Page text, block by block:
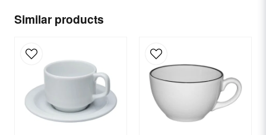
Similar products
Name
email
Email
Yes, you can publish my question.